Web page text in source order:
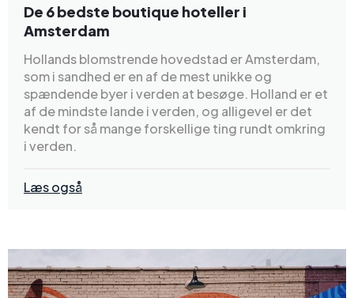
De 6 bedste boutique hoteller i
Amsterdam
Hollands blomstrende hovedstad er Amsterdam,
som i sandhed er en af de mest unikke og
spændende byer i verden at besøge. Holland er et
af de mindste lande i verden, og alligevel er det
kendt for så mange forskellige ting rundt omkring
i verden.
Læs også